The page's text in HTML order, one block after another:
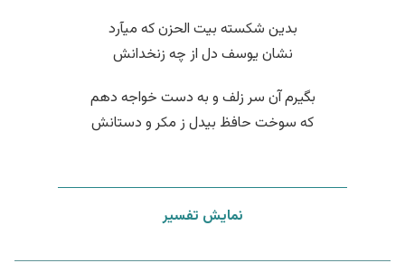
بدین شکسته بیت الحزن که میآرد
نشان یوسف دل از چه زنخدانش
بگیرم آن سر زلف و به دست خواجه دهم
که سوخت حافظ بیدل ز مکر و دستانش
نمایش تفسیر